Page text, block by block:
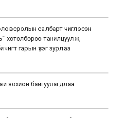
салбарт чиглэсэн
хөтөлбөрөө танилцуулж,
гарын үсэг зурлаа
зохион байгуулагдлаа